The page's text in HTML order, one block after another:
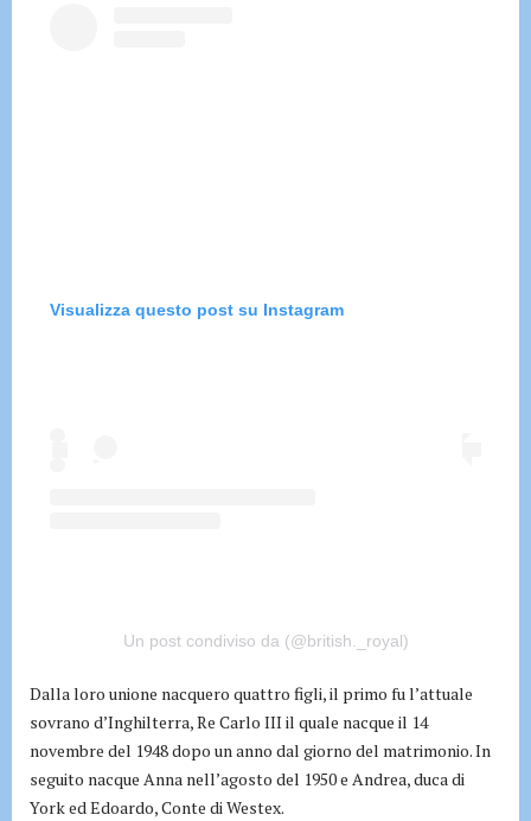
Visualizza questo post su Instagram
Un post condiviso da (@british._royal)
Dalla loro unione nacquero quattro figli, il primo fu l’attuale
sovrano d’Inghilterra, Re Carlo III il quale nacque il 14
novembre del 1948 dopo un anno dal giorno del matrimonio. In
seguito nacque Anna nell’agosto del 1950 e Andrea, duca di
York ed Edoardo, Conte di Westex.